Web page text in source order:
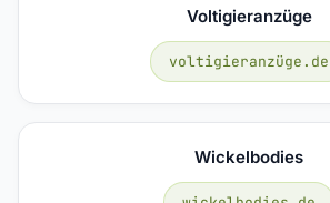
Voltigieranzüge
voltigieranzüge.de
Wickelbodies